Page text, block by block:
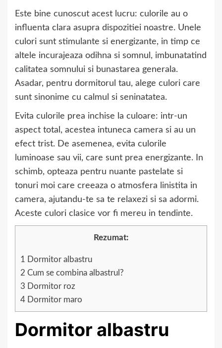
Este bine cunoscut acest lucru: culorile au o
influenta clara asupra dispozitiei noastre. Unele
culori sunt stimulante si energizante, in timp ce
altele incurajeaza odihna si somnul, imbunatatind
calitatea somnului si bunastarea generala.
Asadar, pentru dormitorul tau, alege culori care
sunt sinonime cu calmul si seninatatea.
Evita culorile prea inchise la culoare: intr-un
aspect total, acestea intuneca camera si au un
efect trist. De asemenea, evita culorile
luminoase sau vii, care sunt prea energizante. In
schimb, opteaza pentru nuante pastelate si
tonuri moi care creeaza o atmosfera linistita in
camera, ajutandu-te sa te relaxezi si sa adormi.
Aceste culori clasice vor fi mereu in tendinte.
Rezumat:
1 Dormitor albastru
2 Cum se combina albastrul?
3 Dormitor roz
4 Dormitor maro
Dormitor albastru